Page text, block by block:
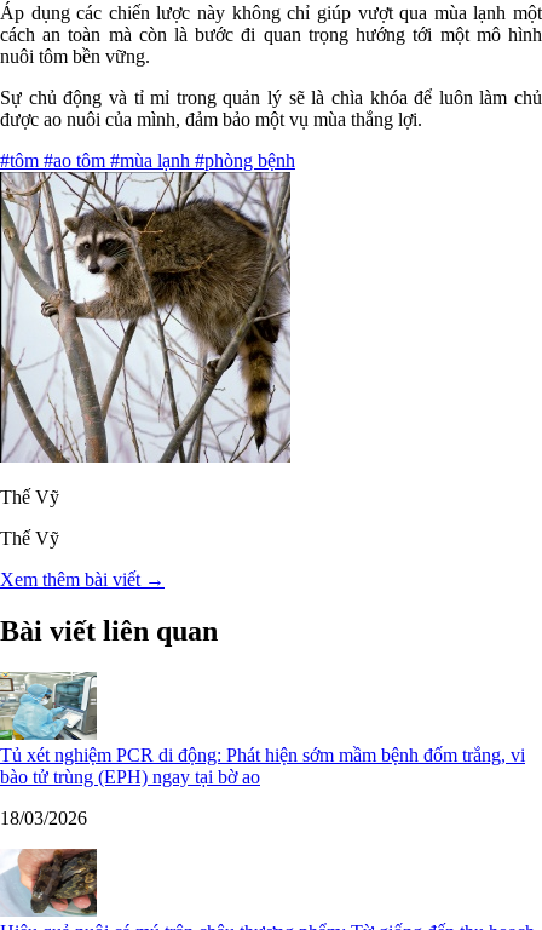
Áp dụng các chiến lược này không chỉ giúp vượt qua mùa lạnh một
cách an toàn mà còn là bước đi quan trọng hướng tới một mô hình
nuôi tôm bền vững.
Sự chủ động và tỉ mỉ trong quản lý sẽ là chìa khóa để luôn làm chủ
được ao nuôi của mình, đảm bảo một vụ mùa thắng lợi.
#tôm #ao tôm #mùa lạnh #phòng bệnh
Thế Vỹ
Thế Vỹ
Xem thêm bài viết →
Bài viết liên quan
Tủ xét nghiệm PCR di động: Phát hiện sớm mầm bệnh đốm trắng, vi
bào tử trùng (EPH) ngay tại bờ ao
18/03/2026